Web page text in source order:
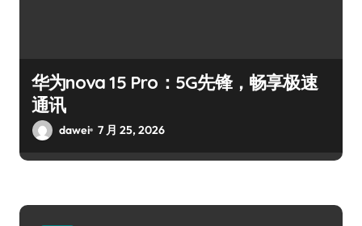
华为nova 15 Pro：5G先锋，畅享极速
通讯
dawei 7 月 25, 2026